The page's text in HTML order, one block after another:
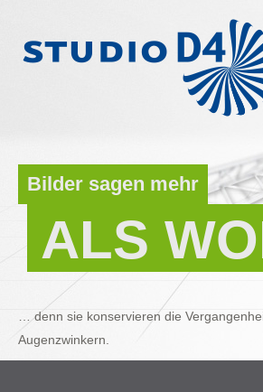
Bilder sagen mehr
ALS
… denn sie konservieren die
Augenzwinkern.